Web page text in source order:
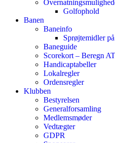
Golfophold
Banen
Baneinfo
Sprøjtemidler
Baneguide
Scorekort – Beregn
Handicaptabeller
Lokalregler
Ordensregler
Klubben
Bestyrelsen
Generalforsamling
Medlemsmøder
Vedtægter
GDPR